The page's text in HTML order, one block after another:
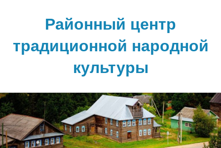
Районный центр
традиционной народной
культуры